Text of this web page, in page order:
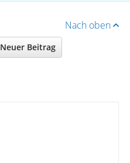
Nach oben
Neuer Beitrag